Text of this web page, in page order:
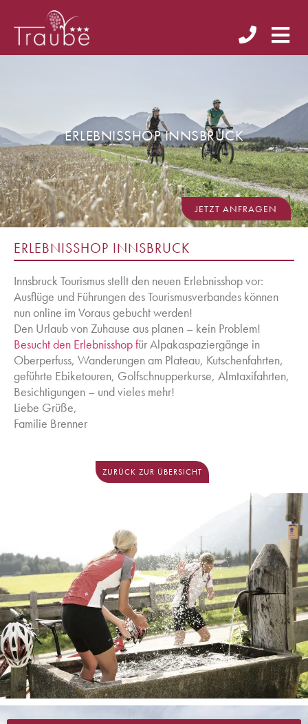
ERLEBNISSHOP INNSBRUCK
JETZT ANFRAGEN
ERLEBNISSHOP INNSBRUCK
Innsbruck Tourismus stellt den neuen Erlebnisshop vor:
Ausflüge und Führungen des Tourismusverbandes können
nun online im Voraus gebucht werden!
Den Urlaub von Zuhause aus planen – kein Problem!
Besucht den Erlebnisshop für Alpakaspaziergänge in
Oberperfuss, Wanderungen am Plateau, Kutschenfahrten,
geführte Ebiketouren, Golfschnupperkurse, Almtaxifahrten,
Besichtigungen – und vieles mehr!
Liebe Grüße,
Familie Brenner
ZURÜCK ZUR ÜBERSICHT